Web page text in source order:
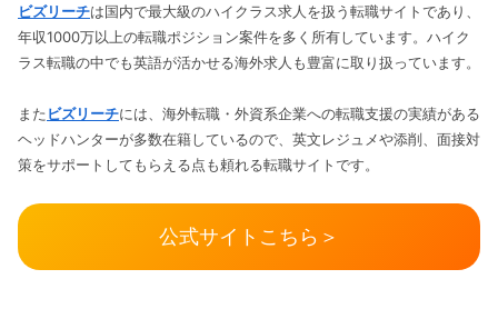
ビズリーチは国内で最大級のハイクラス求人を扱う転職サイトであり、
年収1000万以上の転職ポジション案件を多く所有しています。ハイク
ラス転職の中でも英語が活かせる海外求人も豊富に取り扱っています。
またビズリーチには、海外転職・外資系企業への転職支援の実績がある
ヘッドハンターが多数在籍しているので、英文レジュメや添削、面接対
策をサポートしてもらえる点も頼れる転職サイトです。
公式サイトこちら＞